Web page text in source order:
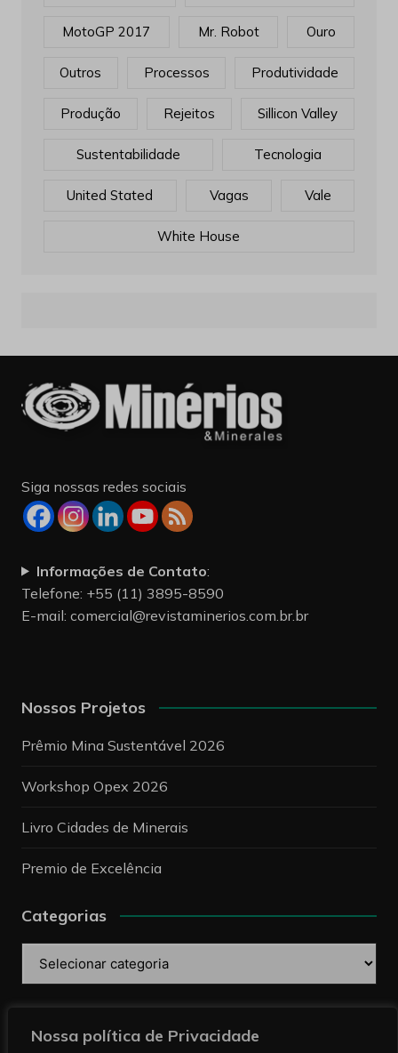
Nossa política de Privacidade
MotoGP 2017 Mr. Robot Ouro
Outros Processos Produtividade
Produção Rejeitos Sillicon Valley
Sustentabilidade Tecnologia
United Stated Vagas Vale
White House
Siga nossas redes sociais
Informações de Contato:
Telefone: +55 (11) 3895-8590
E-mail: comercial@revistaminerios.com.br.br
Nossos Projetos
Prêmio Mina Sustentável 2026
Workshop Opex 2026
Livro Cidades de Minerais
Premio de Excelência
Categorias